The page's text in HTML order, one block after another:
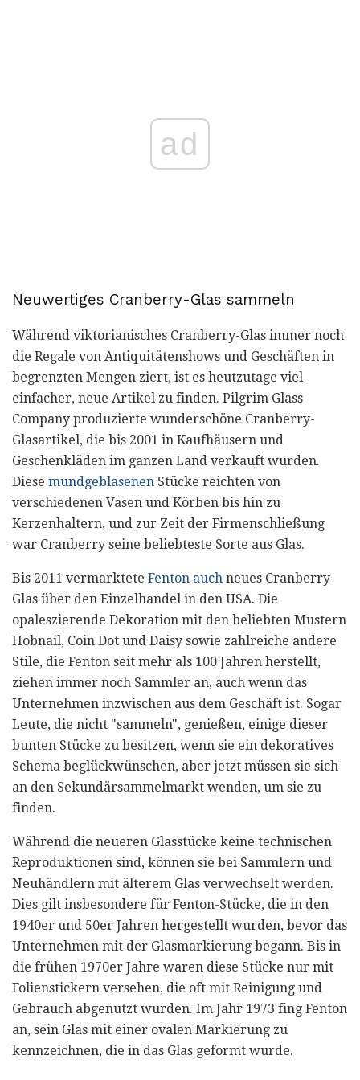
ad
Neuwertiges Cranberry-Glas sammeln
Während viktorianisches Cranberry-Glas immer noch
die Regale von Antiquitätenshows und Geschäften in
begrenzten Mengen ziert, ist es heutzutage viel
einfacher, neue Artikel zu finden. Pilgrim Glass
Company produzierte wunderschöne Cranberry-
Glasartikel, die bis 2001 in Kaufhäusern und
Geschenkläden im ganzen Land verkauft wurden.
Diese mundgeblasenen Stücke reichten von
verschiedenen Vasen und Körben bis hin zu
Kerzenhaltern, und zur Zeit der Firmenschließung
war Cranberry seine beliebteste Sorte aus Glas.
Bis 2011 vermarktete Fenton auch neues Cranberry-
Glas über den Einzelhandel in den USA. Die
opaleszierende Dekoration mit den beliebten Mustern
Hobnail, Coin Dot und Daisy sowie zahlreiche andere
Stile, die Fenton seit mehr als 100 Jahren herstellt,
ziehen immer noch Sammler an, auch wenn das
Unternehmen inzwischen aus dem Geschäft ist. Sogar
Leute, die nicht "sammeln", genießen, einige dieser
bunten Stücke zu besitzen, wenn sie ein dekoratives
Schema beglückwünschen, aber jetzt müssen sie sich
an den Sekundärsammelmarkt wenden, um sie zu
finden.
Während die neueren Glasstücke keine technischen
Reproduktionen sind, können sie bei Sammlern und
Neuhändlern mit älterem Glas verwechselt werden.
Dies gilt insbesondere für Fenton-Stücke, die in den
1940er und 50er Jahren hergestellt wurden, bevor das
Unternehmen mit der Glasmarkierung begann. Bis in
die frühen 1970er Jahre waren diese Stücke nur mit
Folienstickern versehen, die oft mit Reinigung und
Gebrauch abgenutzt wurden. Im Jahr 1973 fing Fenton
an, sein Glas mit einer ovalen Markierung zu
kennzeichnen, die in das Glas geformt wurde.